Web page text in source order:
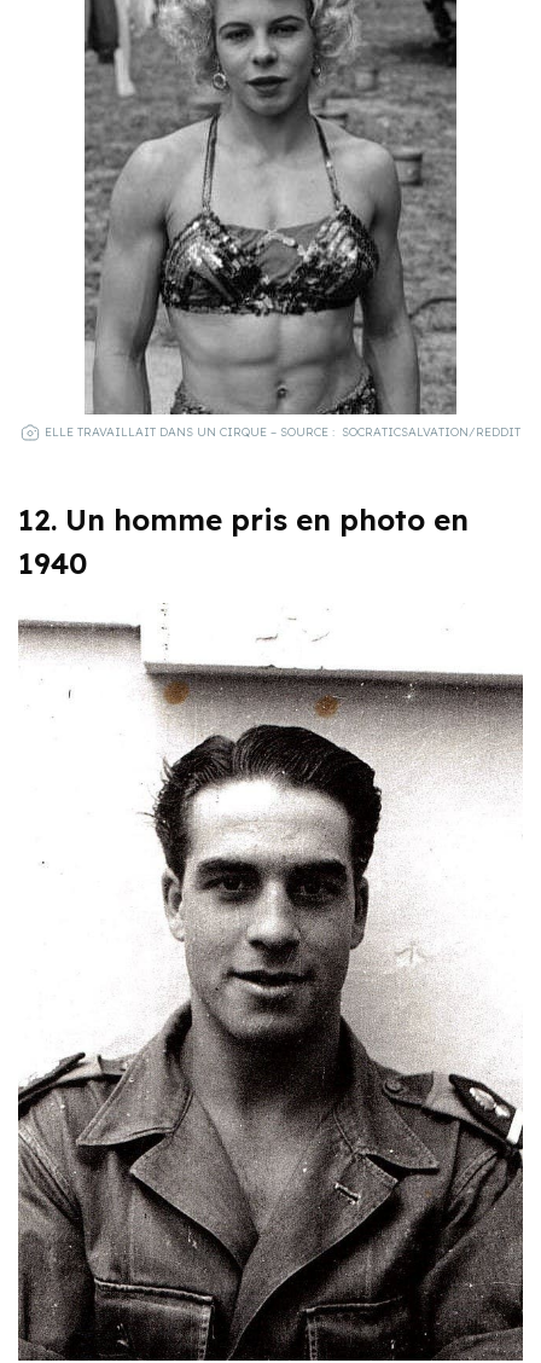
ELLE TRAVAILLAIT DANS UN CIRQUE – SOURCE : SOCRATICSALVATION/REDDIT
12. Un homme pris en photo en
1940